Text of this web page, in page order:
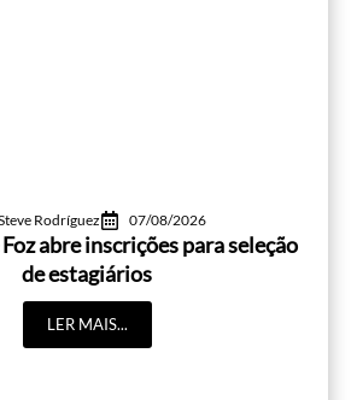
Rodríguez 07/08/2026
abre inscrições para seleção
de estagiários
LER MAIS...